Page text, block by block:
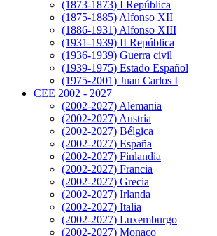
(1873-1873) I República
(1875-1885) Alfonso XII
(1886-1931) Alfonso XIII
(1931-1939) II República
(1936-1939) Guerra civil
(1939-1975) Estado Español
(1975-2001) Juan Carlos I
CEE 2002 - 2027
(2002-2027) Alemania
(2002-2027) Austria
(2002-2027) Bélgica
(2002-2027) España
(2002-2027) Finlandia
(2002-2027) Francia
(2002-2027) Grecia
(2002-2027) Irlanda
(2002-2027) Italia
(2002-2027) Luxemburgo
(2002-2027) Monaco